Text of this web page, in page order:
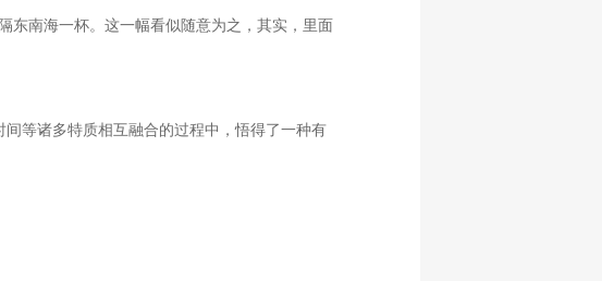
东南海一杯。这一幅看似随意为之，其实，里面
等诸多特质相互融合的过程中，悟得了一种有